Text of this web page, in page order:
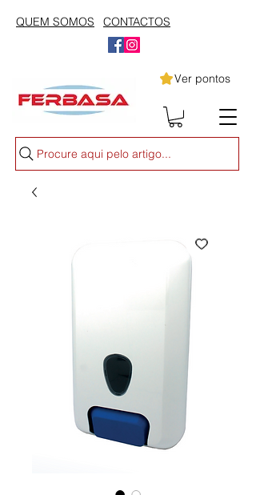
QUEM SOMOS CONTACTOS
Ver pontos
Procure aqui pelo artigo...